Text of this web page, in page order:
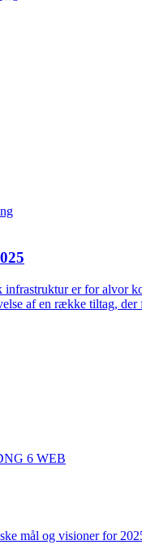
er for alvor
af en række tiltag,
mål og visioner for